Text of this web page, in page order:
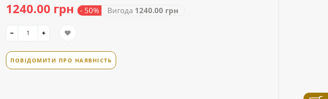
1240.00 грн - 50% Вигода 1240.00 грн
ПОВІДОМИТИ ПРО НАЯВНІСТЬ